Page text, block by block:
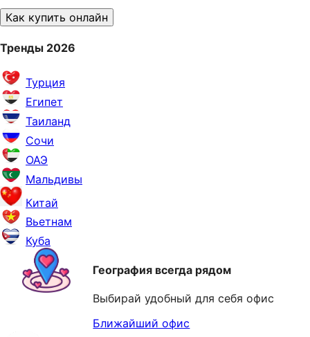
Как купить онлайн
Тренды 2026
Турция
Египет
Таиланд
Сочи
ОАЭ
Мальдивы
Китай
Вьетнам
Куба
География всегда рядом
Выбирай удобный для себя офис
Ближайший офис